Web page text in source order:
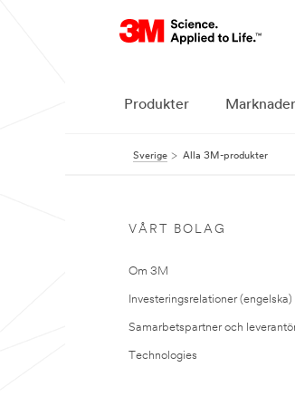
Produkter Marknader
Sverige Alla 3M-produkter
VÅRT BOLAG
Om 3M
Investeringsrelationer (engelska)
Samarbetspartner och
Technologies